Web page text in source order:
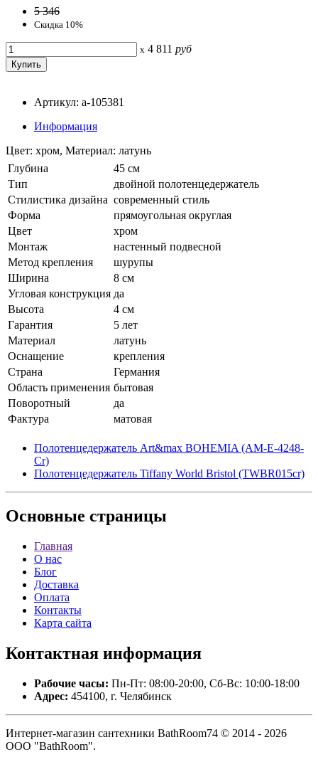
5 346
Скидка 10%
x 4 811 руб
Артикул: a-105381
Информация
Цвет: хром, Материал: латунь
Глубина
45 см
Тип
двойной полотенцедержатель
Стилистика дизайна современный стиль
Форма
прямоугольная округлая
Цвет
хром
Монтаж
настенный подвесной
Метод крепления
шурупы
Ширина
8 см
Угловая конструкция да
Высота
4 см
Гарантия
5 лет
Материал
латунь
Оснащение
крепления
Страна
Германия
Область применения бытовая
Поворотный
да
Фактура
матовая
Полотенцедержатель Art&max BOHEMIA (AM-E-4248-
Cr)
Полотенцедержатель Tiffany World Bristol (TWBR015cr)
Основные страницы
Главная
О нас
Блог
Доставка
Оплата
Контакты
Карта сайта
Контактная информация
Рабочие часы: Пн-Пт: 08:00-20:00, Сб-Вс: 10:00-18:00
Адрес: 454100, г. Челябинск
Интернет-магазин сантехники BathRoom74 © 2014 - 2026
ООО "BathRoom".